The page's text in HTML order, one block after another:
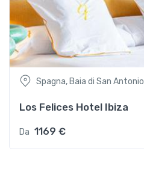
Spagna, Baia di San Antonio
Los Felices Hotel Ibiza
Da 1169 €